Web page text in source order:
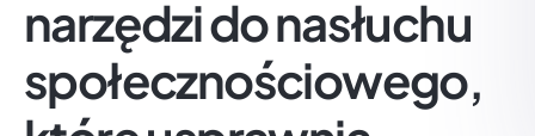
narzędzi do nasłuchu
społecznościowego,